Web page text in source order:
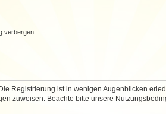
verbergen
Registrierung ist in wenigen Augenblicken
zuweisen. Beachte bitte unsere